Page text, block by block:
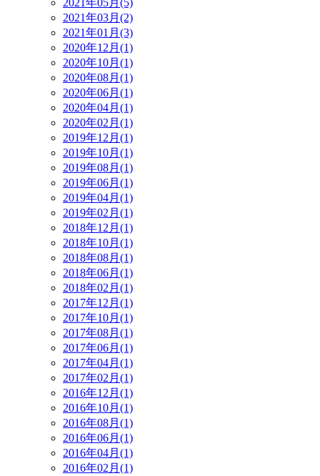
2021年05月(5)
2021年03月(2)
2021年01月(3)
2020年12月(1)
2020年10月(1)
2020年08月(1)
2020年06月(1)
2020年04月(1)
2020年02月(1)
2019年12月(1)
2019年10月(1)
2019年08月(1)
2019年06月(1)
2019年04月(1)
2019年02月(1)
2018年12月(1)
2018年10月(1)
2018年08月(1)
2018年06月(1)
2018年02月(1)
2017年12月(1)
2017年10月(1)
2017年08月(1)
2017年06月(1)
2017年04月(1)
2017年02月(1)
2016年12月(1)
2016年10月(1)
2016年08月(1)
2016年06月(1)
2016年04月(1)
2016年02月(1)